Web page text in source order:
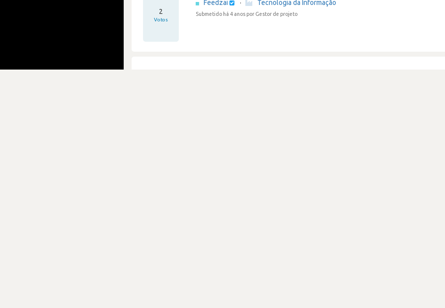
2
Votos
Feedzai · Tecnologia da Informação
Submetido há 4 anos por Gestor de projeto